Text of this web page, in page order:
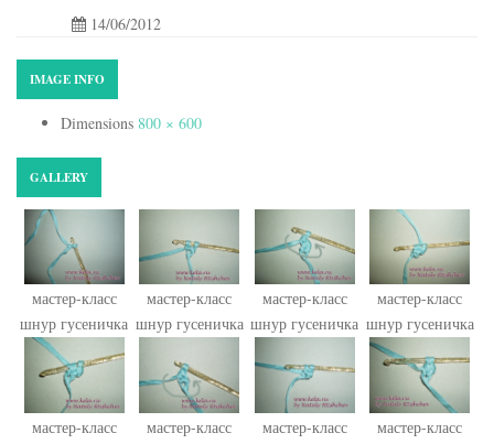
14/06/2012
IMAGE INFO
Dimensions 800 × 600
GALLERY
мастер-класс
шнур гусеничка
мастер-класс
шнур гусеничка
мастер-класс
шнур гусеничка
мастер-класс
шнур гусеничка
мастер-класс
мастер-класс
мастер-класс
мастер-класс